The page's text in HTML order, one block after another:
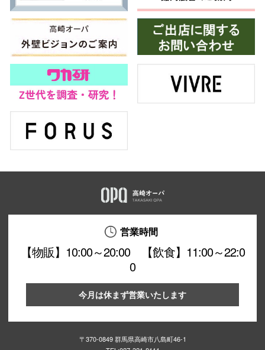
営業時間
【物販】10:00～20:00 【飲食】11:00～22:0
0
今月は休まず営業いたします
〒370-0849 群馬県高崎市八島町46-1